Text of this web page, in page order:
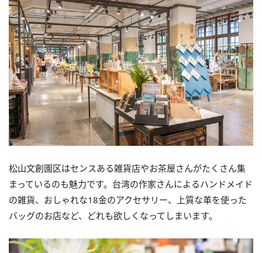
松山文創園区はセンスある雑貨店やお茶屋さんがたくさん集
まっているのも魅力です。台湾の作家さんによるハンドメイド
の雑貨、おしゃれな18金のアクセサリー、上質な革を使った
バッグのお店など、どれも欲しくなってしまいます。